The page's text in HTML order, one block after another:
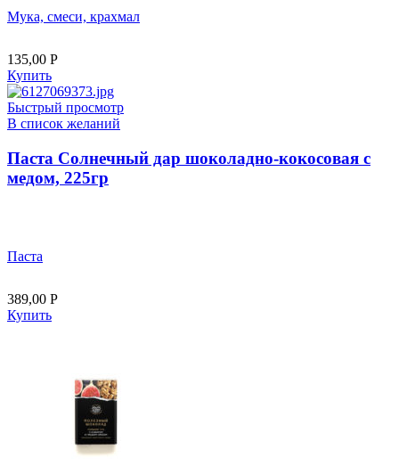
Мука, смеси, крахмал
135,00 Р
Купить
Быстрый просмотр
В список желаний
Паста Солнечный дар шоколадно-кокосовая с
медом, 225гр
Паста
389,00 Р
Купить